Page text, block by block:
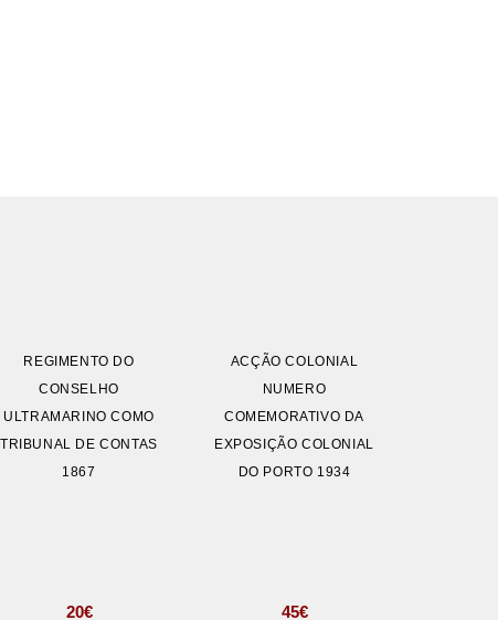
REGIMENTO DO
CONSELHO
ULTRAMARINO COMO
TRIBUNAL DE CONTAS
1867
20€
ACÇÃO COLONIAL
NUMERO
COMEMORATIVO DA
EXPOSIÇÃO COLONIAL
DO PORTO 1934
45€